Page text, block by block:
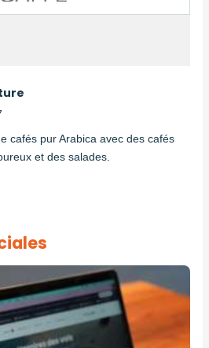
cafés pur Arabica avec des cafés
et des salades.